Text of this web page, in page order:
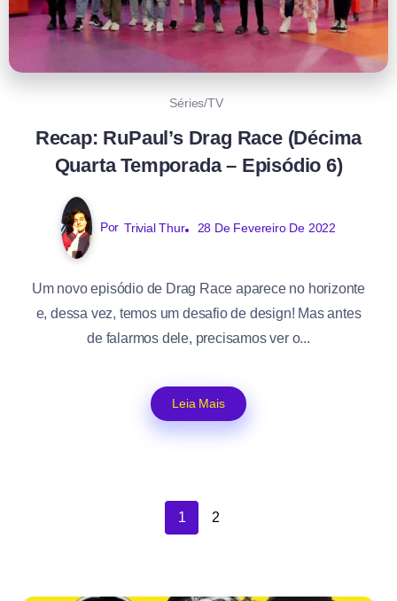
Séries/TV
Recap: RuPaul’s Drag Race (Décima
Quarta Temporada – Episódio 6)
Por Trivial Thur 28 De Fevereiro De 2022
Um novo episódio de Drag Race aparece no horizonte
e, dessa vez, temos um desafio de design! Mas antes
de falarmos dele, precisamos ver o...
Leia Mais
1 2